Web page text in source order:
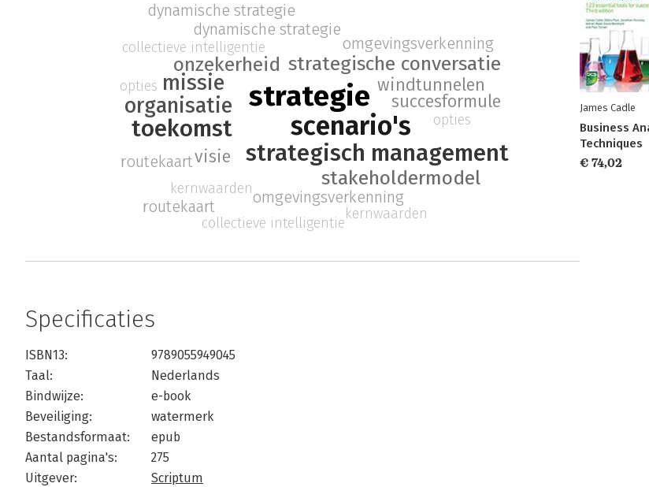
strategie
scenario's
strategisch management
toekomst
organisatie
missie
onzekerheid strategische conversatie
stakeholdermodel
windtunnelen
succesformule
visie
omgevingsverkenning
opties
kernwaarden
collectieve intelligentie
routekaart
dynamische strategie
omgevingsverkenning
opties
kernwaarden
collectieve intelligentie
routekaart
dynamische strategie
Specificaties
ISBN13:
9789055949045
Taal:
Nederlands
Bindwijze:
e-book
Beveiliging:
watermerk
Bestandsformaat:
epub
Aantal pagina's:
275
Uitgever:
Scriptum
James Cadle
Business
Techniques
€ 74,02